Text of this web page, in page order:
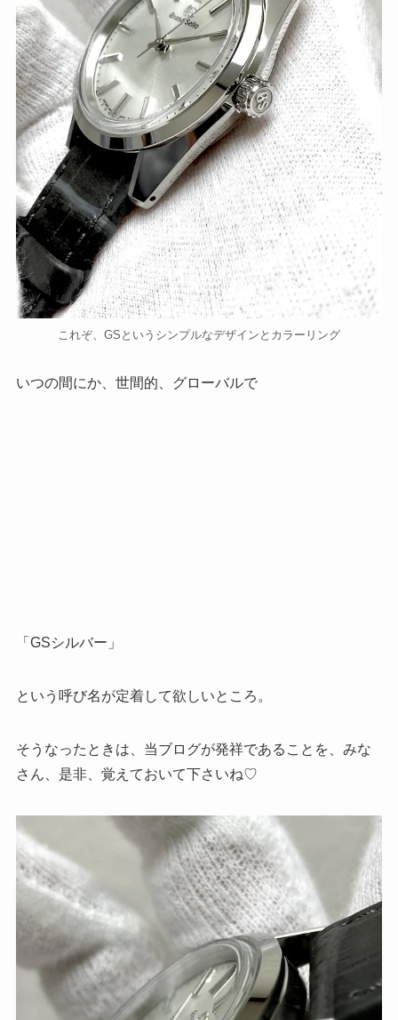
これぞ、GSというシンプルなデザインとカラーリング
いつの間にか、世間的、グローバルで
「GSシルバー」
という呼び名が定着して欲しいところ。
そうなったときは、当ブログが発祥であることを、みな
さん、是非、覚えておいて下さいね♡